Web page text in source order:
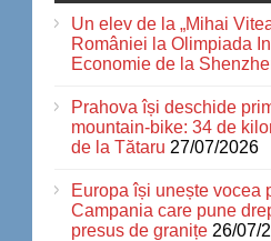
Un elev de la „Mihai
României la Olimpiada
Economie de la
Prahova își deschide
mountain-bike: 34 de
de la Tătaru 27/07/2026
Europa își unește vocea
Campania care pune
presus de granițe 26/07/